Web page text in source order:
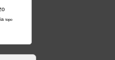
topo